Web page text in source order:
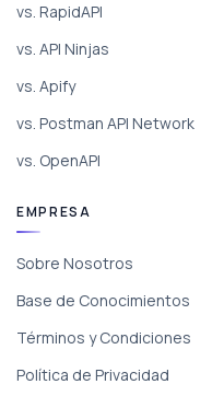
vs. RapidAPI
vs. API Ninjas
vs. Apify
vs. Postman API Network
vs. OpenAPI
EMPRESA
Sobre Nosotros
Base de Conocimientos
Términos y Condiciones
Política de Privacidad